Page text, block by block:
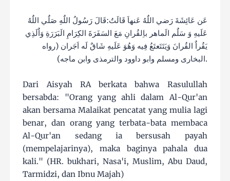
عَن عَائِشَةَ رَضي اللٌهُ عَنهاَ قَالَتُ:قَالَ رَسُولُ اللٌهِ صَلٌي اللٌهُ
عَلَيهِ وَ سَلٌم الَماهر باِلقُرانِ مَعَ السَفَرَةَ الكِرَامِ الَبَرَرَةِ وَاٌلَذِي
يَقُراٌ القُرانَ وَيَتَتَعتَعُ فِيه وَهُوَ عَلَيهِ شَاقٌ لَه اَجَران (رواه
البخارى ومسلم وابو داوود والترمذى وابن ماجه).
Dari Aisyah RA berkata bahwa Rasulullah
bersabda: "Orang yang ahli dalam Al-Qur'an
akan bersama Malaikat pencatat yang mulia lagi
benar, dan orang yang terbata-bata membaca
Al-Qur'an sedang ia bersusah payah
(mempelajarinya), maka baginya pahala dua
kali." (HR. bukhari, Nasa'i, Muslim, Abu Daud,
Tarmidzi, dan Ibnu Majah)